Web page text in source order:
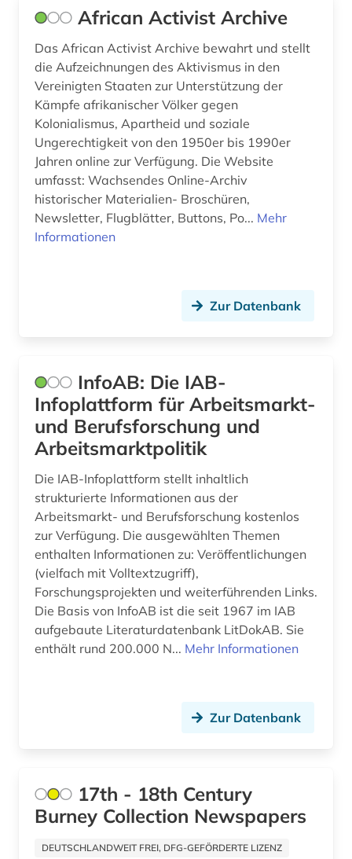
diktatur (1)
bürgerrechtsbewegung (2)
carl de (1)
chemie (5)
china (1)
datensammlung (1)
demographie (1)
demokratie (1)
deutsche landesgeschichte (1)
deutsches sprachgebiet (1)
deutschland (9)
deutschland (ddr) (2)
deutschland bundestag (1)
deutschland. finanzministerium (1)
deutschland. reichskanzlei (1)
dienstleistung (1)
dissens (1)
Island (1)
Italien (1)
Japan (1)
Jugoslawien (3)
Kanada (1)
Kroatien (2)
Mecklenburg-Vorpommern (1)
Mittelamerika (1)
Moldawien (3)
Montenegro (3)
Niedersachsen (1)
Nordamerika (1)
Oesterreich (3)
Osmanisches Reich (1)
Ostasien (1)
Portugal (1)
African Activist Archive
Das African Activist Archive bewahrt und stellt
die Aufzeichnungen des Aktivismus in den
Vereinigten Staaten zur Unterstützung der
Kämpfe afrikanischer Völker gegen
Kolonialismus, Apartheid und soziale
Ungerechtigkeit von den 1950er bis 1990er
Jahren online zur Verfügung. Die Website
umfasst: Wachsendes Online-Archiv
historischer Materialien- Broschüren,
Newsletter, Flugblätter, Buttons, Po... Mehr
Informationen
Zur Datenbank
InfoAB: Die IAB-
Infoplattform für Arbeitsmarkt-
und Berufsforschung und
Arbeitsmarktpolitik
Die IAB-Infoplattform stellt inhaltlich
strukturierte Informationen aus der
Arbeitsmarkt- und Berufsforschung kostenlos
zur Verfügung. Die ausgewählten Themen
enthalten Informationen zu: Veröffentlichungen
(vielfach mit Volltextzugriff),
Forschungsprojekten und weiterführenden Links.
Die Basis von InfoAB ist die seit 1967 im IAB
aufgebaute Literaturdatenbank LitDokAB. Sie
enthält rund 200.000 N... Mehr Informationen
Zur Datenbank
17th - 18th Century
Burney Collection Newspapers
DEUTSCHLANDWEIT FREI, DFG-GEFÖRDERTE LIZENZ